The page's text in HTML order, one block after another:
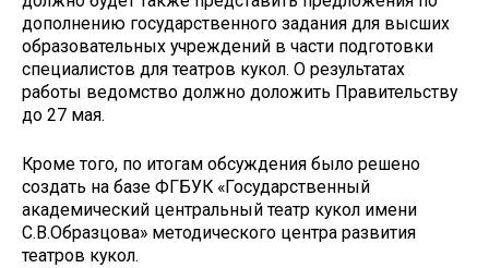
дополнению государственного задания для высших
образовательных учреждений в части подготовки
специалистов для театров кукол. О результатах
работы ведомство должно доложить Правительству
до 27 мая.
Кроме того, по итогам обсуждения было решено
создать на базе ФГБУК «Государственный
академический центральный театр кукол имени
С.В.Образцова» методического центра развития
театров кукол.